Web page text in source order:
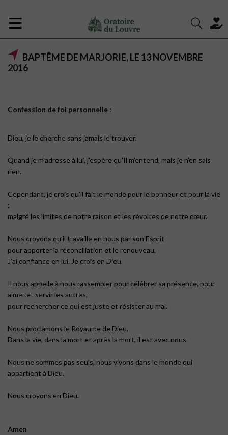
BAPTÊME DE MARJORIE, LE 13 NOVEMBRE
2016
Confession de foi personnelle :
Dieu, je le cherche sans jamais le trouver.
Quand je m’adresse à lui, j’espère qu’Il m’entend, mais je n’en sais
rien.
Cependant, je crois qu’il fait le monde pour le bonheur et pour la vie
;
malgré les limites de notre raison et les révoltes de notre cœur.
Nous croyons qu’il travaille en nous par son Esprit
pour apporter la réconciliation et le renouveau,
J’ai confiance en lui. Je crois en Dieu.
Il nous appelle à nous rassembler pour célébrer sa présence, pour
aimer et servir les autres,
pour rechercher ce qui est juste et résister au mal.
Nous proclamons le Royaume de Dieu,
Dans la vie, dans la mort et après la mort, il est avec nous.
Nous ne sommes pas seuls, nous vivons dans le monde qui
appartient à Dieu.
Nous croyons en Dieu.
Amen